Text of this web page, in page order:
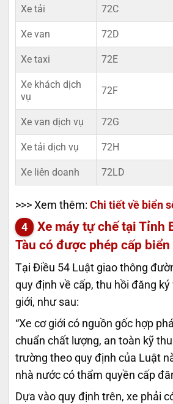
Xe tải 72C
Xe van 72D
Xe taxi 72E
Xe khách dịch
vụ
72F
Xe van dịch vụ 72G
Xe tải dịch vụ 72H
Xe liên doanh 72LD
>>> Xem thêm: Chi tiết về biển
Xe máy tự chế tại Tỉnh
Tàu có được phép cấp
Tại Điều 54 Luật giao thông
quy định về cấp, thu hồi đăng ký
giới, như sau:
“Xe cơ giới có nguồn gốc hợp
chuẩn chất lượng, an toàn kỹ
trường theo quy định của Luật
nhà nước có thẩm quyền cấp
Dựa vào quy định trên, xe phải